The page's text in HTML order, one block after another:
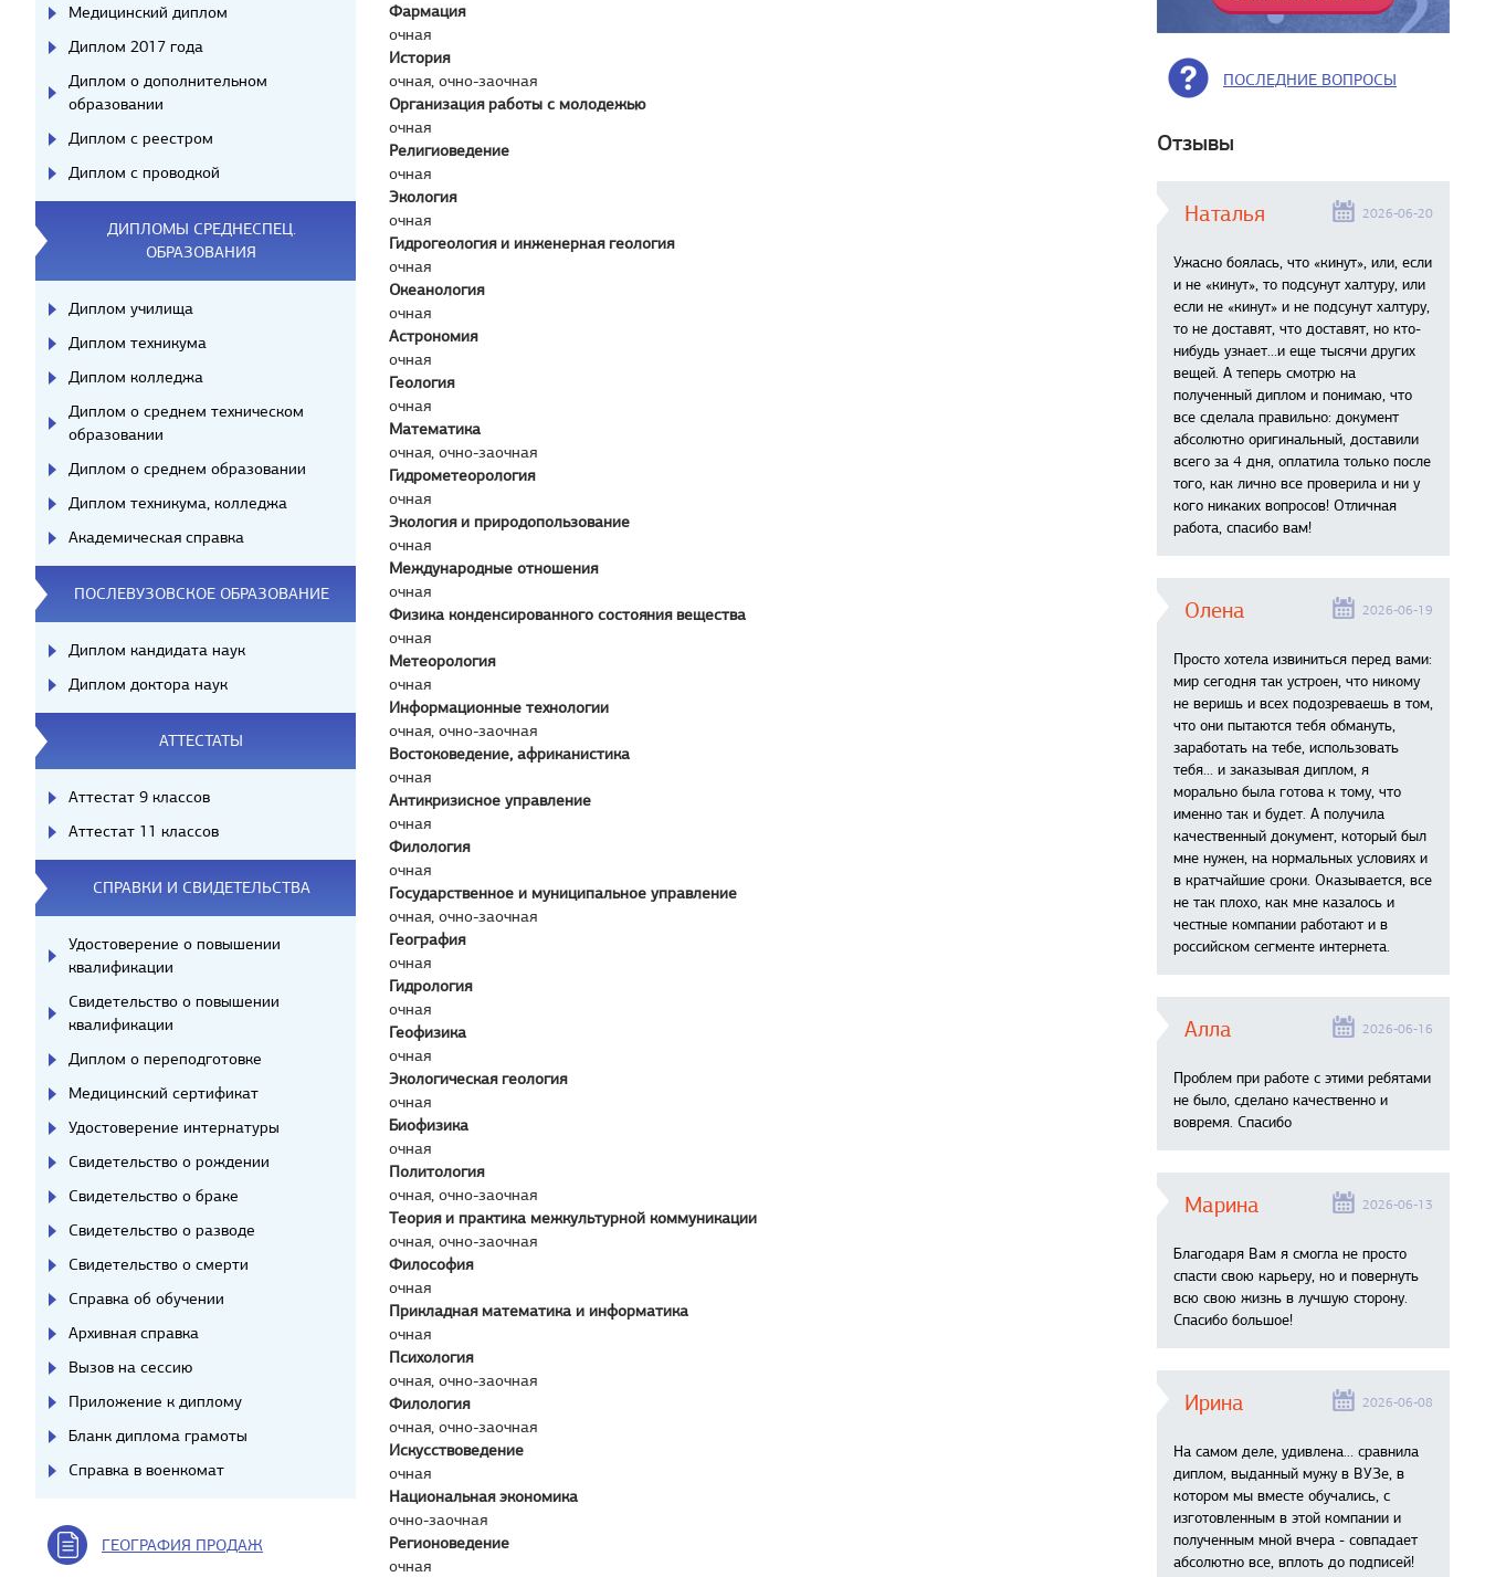
Фармация
очная
История
очная, очно-заочная
Организация работы с молодежью
очная
Религиоведение
очная
Экология
очная
Гидрогеология и инженерная геология
очная
Океанология
очная
Астрономия
очная
Геология
очная
Математика
очная, очно-заочная
Гидрометеорология
очная
Экология и природопользование
очная
Международные отношения
очная
Физика конденсированного состояния вещества
очная
Метеорология
очная
Информационные технологии
очная, очно-заочная
Востоковедение, африканистика
очная
Антикризисное управление
очная
Филология
очная
Государственное и муниципальное управление
очная, очно-заочная
География
очная
Гидрология
очная
Геофизика
очная
Экологическая геология
очная
Биофизика
очная
Политология
очная, очно-заочная
Теория и практика межкультурной коммуникации
очная, очно-заочная
Философия
очная
Прикладная математика и информатика
очная
Психология
очная, очно-заочная
Филология
очная, очно-заочная
Искусствоведение
очная
Национальная экономика
очно-заочная
Регионоведение
очная
Медицинский диплом
Диплом 2017 года
Диплом о дополнительном
образовании
Диплом с реестром
Диплом с проводкой
ДИПЛОМЫ СРЕДНЕСПЕЦ.
ОБРАЗОВАНИЯ
Диплом училища
Диплом техникума
Диплом колледжа
Диплом о среднем техническом
образовании
Диплом о среднем образовании
Диплом техникума, колледжа
Академическая справка
ПОСЛЕВУЗОВСКОЕ ОБРАЗОВАНИЕ
Диплом кандидата наук
Диплом доктора наук
АТТЕСТАТЫ
Аттестат 9 классов
Аттестат 11 классов
СПРАВКИ И СВИДЕТЕЛЬСТВА
Удостоверение о повышении
квалификации
Свидетельство о повышении
квалификации
Диплом о переподготовке
Медицинский сертификат
Удостоверение интернатуры
Свидетельство о рождении
Свидетельство о браке
Свидетельство о разводе
Свидетельство о смерти
Справка об обучении
Архивная справка
Вызов на сессию
Приложение к диплому
Бланк диплома грамоты
Справка в военкомат
ГЕОГРАФИЯ ПРОДАЖ
ПОСЛЕДНИЕ ВОПРОСЫ
Отзывы
Наталья 2026-06-20
Ужасно боялась, что «кинут», или, если
и не «кинут», то подсунут халтуру, или
если не «кинут» и не подсунут халтуру,
то не доставят, что доставят, но кто-
нибудь узнает...и еще тысячи других
вещей. А теперь смотрю на
полученный диплом и понимаю, что
все сделала правильно: документ
абсолютно оригинальный, доставили
всего за 4 дня, оплатила только после
того, как лично все проверила и ни у
кого никаких вопросов! Отличная
работа, спасибо вам!
Олена 2026-06-19
Просто хотела извиниться перед вами:
мир сегодня так устроен, что никому
не веришь и всех подозреваешь в том,
что они пытаются тебя обмануть,
заработать на тебе, использовать
тебя... и заказывая диплом, я
морально была готова к тому, что
именно так и будет. А получила
качественный документ, который был
мне нужен, на нормальных условиях и
в кратчайшие сроки. Оказывается, все
не так плохо, как мне казалось и
честные компании работают и в
российском сегменте интернета.
Алла 2026-06-16
Проблем при работе с этими ребятами
не было, сделано качественно и
вовремя. Спасибо
Марина 2026-06-13
Благодаря Вам я смогла не просто
спасти свою карьеру, но и повернуть
всю свою жизнь в лучшую сторону.
Спасибо большое!
Ирина 2026-06-08
На самом деле, удивлена… сравнила
диплом, выданный мужу в ВУЗе, в
котором мы вместе обучались, с
изготовленным в этой компании и
полученным мной вчера - совпадает
абсолютно все, вплоть до подписей!